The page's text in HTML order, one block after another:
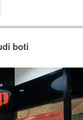
boti